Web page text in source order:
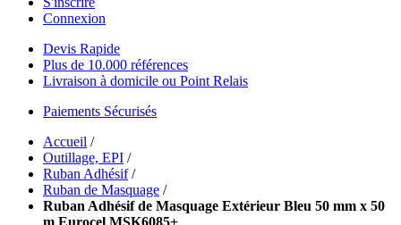
Connexion
Devis Rapide
Plus de 10.000 références
Livraison à domicile ou Point Relais
Paiements Sécurisés
Accueil /
Outillage, EPI /
Ruban Adhésif /
Ruban de Masquage /
Ruban Adhésif de Masquage Extérieur Bleu 50 mm x 50
m Eurocel MSK6085+